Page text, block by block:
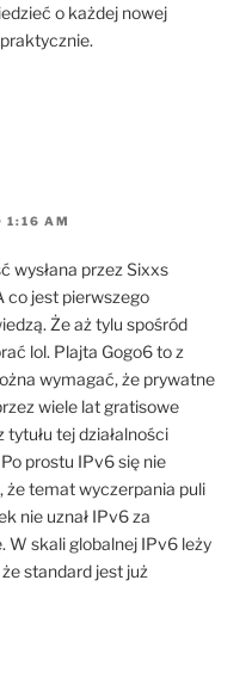
o każdej nowej
1:16 AM
wysłana przez Sixxs
co jest pierwszego
Że aż tylu spośród
lol. Plajta Gogo6 to z
wymagać, że prywatne
wiele lat gratisowe
tej działalności
prostu IPv6 się nie
że temat wyczerpania puli
nie uznał IPv6 za
W skali globalnej IPv6 leży
standard jest już